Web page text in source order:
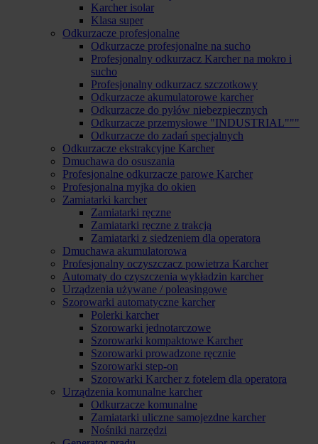
Karcher isolar
Klasa super
Odkurzacze profesjonalne
Odkurzacze profesjonalne na sucho
Profesjonalny odkurzacz Karcher na mokro i
sucho
Profesjonalny odkurzacz szczotkowy
Odkurzacze akumulatorowe karcher
Odkurzacze do pyłów niebezpiecznych
Odkurzacze przemysłowe "INDUSTRIAL"""
Odkurzacze do zadań specjalnych
Odkurzacze ekstrakcyjne Karcher
Dmuchawa do osuszania
Profesjonalne odkurzacze parowe Karcher
Profesjonalna myjka do okien
Zamiatarki karcher
Zamiatarki ręczne
Zamiatarki ręczne z trakcją
Zamiatarki z siedzeniem dla operatora
Dmuchawa akumulatorowa
Profesjonalny oczyszczacz powietrza Karcher
Automaty do czyszczenia wykładzin karcher
Urządzenia używane / poleasingowe
Szorowarki automatyczne karcher
Polerki karcher
Szorowarki jednotarczowe
Szorowarki kompaktowe Karcher
Szorowarki prowadzone ręcznie
Szorowarki step-on
Szorowarki Karcher z fotelem dla operatora
Urządzenia komunalne karcher
Odkurzacze komunalne
Zamiatarki uliczne samojezdne karcher
Nośniki narzędzi